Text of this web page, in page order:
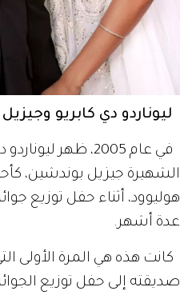
ليوناردو دي كابريو وجيزيل
في عام 2005، ظهر
الشهيرة جيزيل بوندشين،
هوليوود، أثناء حفل توزيع
عدة أشهر.
كانت هذه هي المرة الأولى
صديقته إلى حفل توزيع